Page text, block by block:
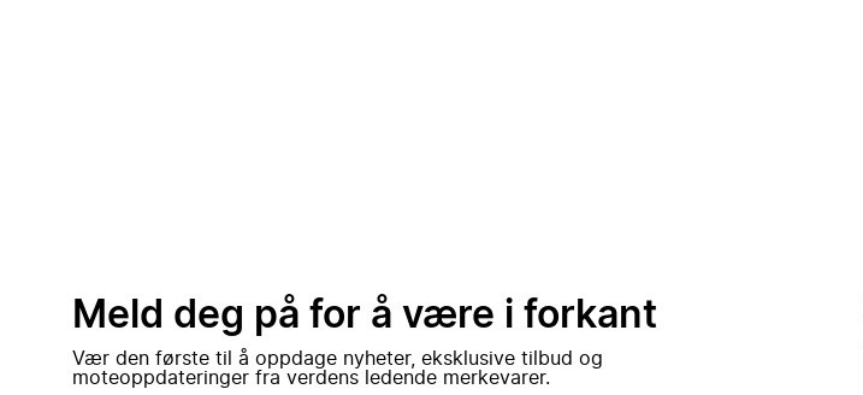
Meld deg på for å være i forkant
Vær den første til å oppdage nyheter, eksklusive tilbud og
moteoppdateringer fra verdens ledende merkevarer.